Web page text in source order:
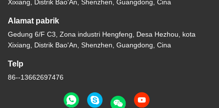
Xixiang, Distrik Bao'An, Shenzhen, Guangdong, Cina
Alamat pabrik
Gedung 6/F C3, Zona industri Hengfeng, Desa Hezhou, kota
Xixiang, Distrik Bao'An, Shenzhen, Guangdong, Cina
Telp
86--13662697476